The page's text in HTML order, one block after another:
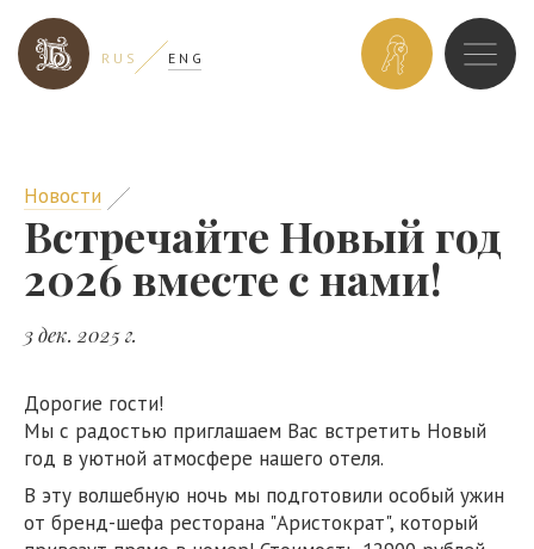
R U S E N G
НОМЕР
Новости
Встречайте Новый год
2026 вместе с нами!
3 дек. 2025 г.
Дорогие гости!
Мы с радостью приглашаем Вас встретить Новый
год в уютной атмосфере нашего отеля.
В эту волшебную ночь мы подготовили особый ужин
от бренд-шефа ресторана "Аристократ", который